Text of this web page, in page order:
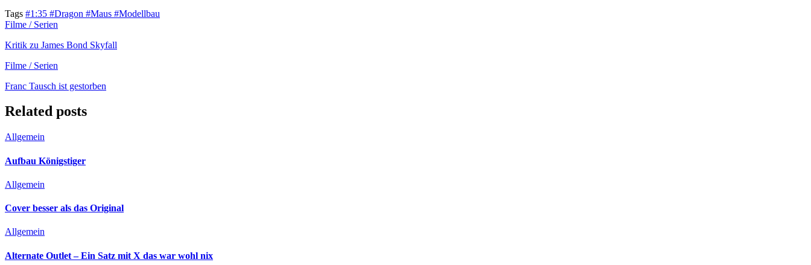
Tags #1:35 #Dragon #Maus #Modellbau
Filme / Serien
Kritik zu James Bond Skyfall
Filme / Serien
Franc Tausch ist gestorben
Related posts
Allgemein
Aufbau Königstiger
Allgemein
Cover besser als das Original
Allgemein
Alternate Outlet – Ein Satz mit X das war wohl nix